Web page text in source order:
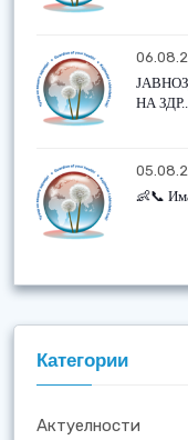
НА
👶📞
Категории
Актуелности